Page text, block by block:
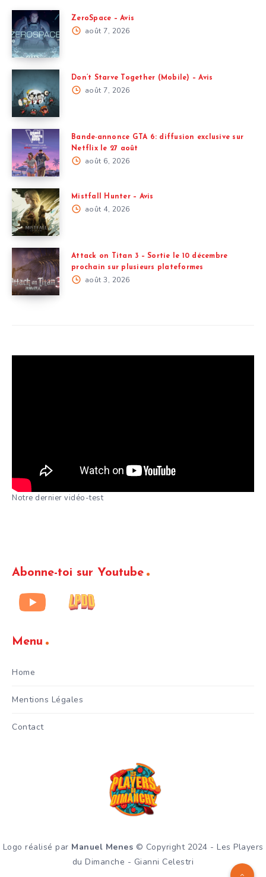
ZeroSpace – Avis
août 7, 2026
Don’t Starve Together (Mobile) – Avis
août 7, 2026
Bande-annonce GTA 6: diffusion exclusive sur
Netflix le 27 août
août 6, 2026
Mistfall Hunter – Avis
août 4, 2026
Attack on Titan 3 – Sortie le 10 décembre
prochain sur plusieurs plateformes
août 3, 2026
Notre dernier vidéo-test
Abonne-toi sur Youtube
Menu
Home
Mentions Légales
Contact
Logo réalisé par Manuel Menes © Copyright 2024 - Les Players
du Dimanche - Gianni Celestri